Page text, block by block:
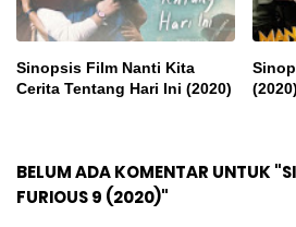
Sinopsis Film Nanti Kita
Cerita Tentang Hari Ini (2020)
(2020)
BELUM ADA KOMENTAR UNTUK
FURIOUS 9 (2020)"